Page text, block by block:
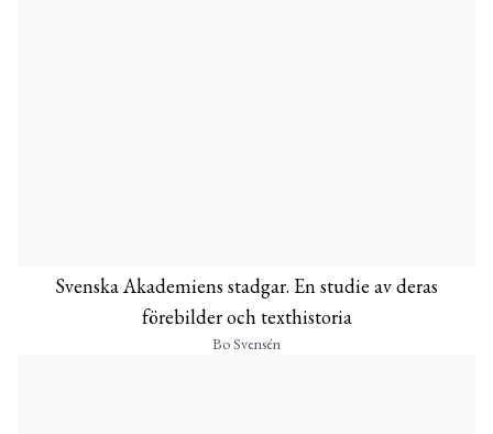
Svenska Akademiens stadgar. En studie av deras
förebilder och texthistoria
Bo Svensén